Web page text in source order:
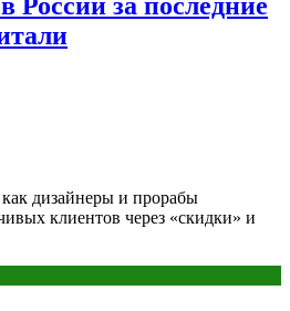
дизайнеры и прорабы
клиентов через «скидки» и